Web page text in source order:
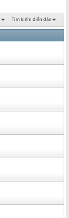
Tìm kiếm diễn đàn